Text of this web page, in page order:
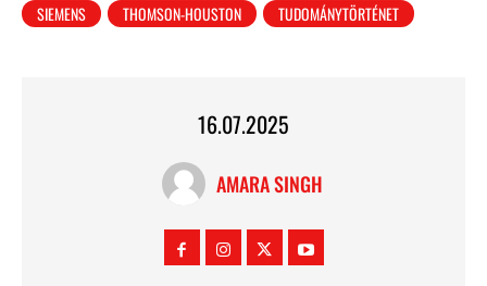
SIEMENS
THOMSON-HOUSTON TUDOMÁNYTÖRTÉNET
16.07.2025
AMARA SINGH